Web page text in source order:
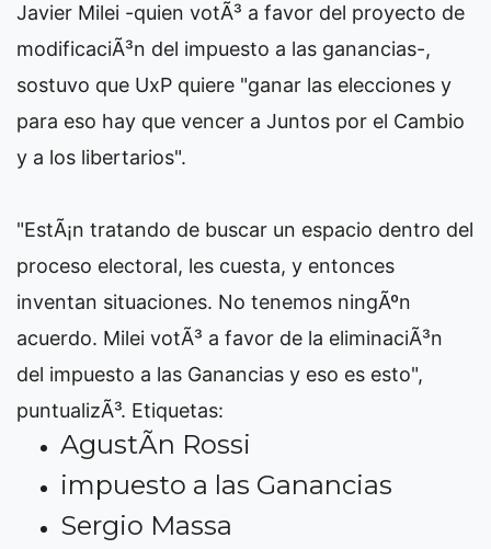
Javier Milei -quien votÃ³ a favor del proyecto de
modificaciÃ³n del impuesto a las ganancias-,
sostuvo que UxP quiere "ganar las elecciones y
para eso hay que vencer a Juntos por el Cambio
y a los libertarios".
"EstÃ¡n tratando de buscar un espacio dentro del
proceso electoral, les cuesta, y entonces
inventan situaciones. No tenemos ningÃºn
acuerdo. Milei votÃ³ a favor de la eliminaciÃ³n
del impuesto a las Ganancias y eso es esto",
puntualizÃ³. Etiquetas:
AgustÃ­n Rossi
impuesto a las Ganancias
Sergio Massa